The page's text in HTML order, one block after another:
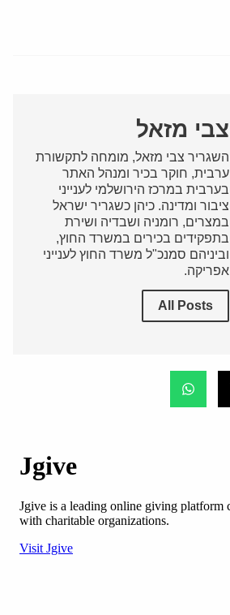
צבי מזאל
השגריר צבי מזאל, מומחה לתקשורת
ערבית, חוקר בכיר ומנהל האתר
בערבית במרכז הירושלמי לענייני
ציבור ומדינה. כיהן כשגריר ישראל
במצרים, רומניה ושבדיה ושירת
בתפקידים בכירים במשרד החוץ,
וביניהם סמנכ"ל משרד החוץ לענייני
אפריקה.
All Posts